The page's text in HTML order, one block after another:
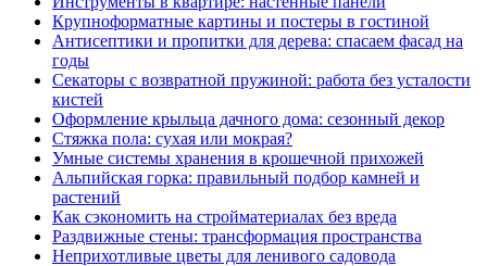
Крупноформатные картины и постеры в гостиной
Антисептики и пропитки для дерева: спасаем фасад на
годы
Секаторы с возвратной пружиной: работа без усталости
кистей
Оформление крыльца дачного дома: сезонный декор
Стяжка пола: сухая или мокрая?
Умные системы хранения в крошечной прихожей
Альпийская горка: правильный подбор камней и
растений
Как сэкономить на стройматериалах без вреда
Раздвижные стены: трансформация пространства
Неприхотливые цветы для ленивого садовода